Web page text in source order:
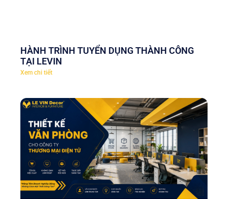
HÀNH TRÌNH TUYỂN DỤNG THÀNH CÔNG
TẠI LEVIN
Xem chi tiết